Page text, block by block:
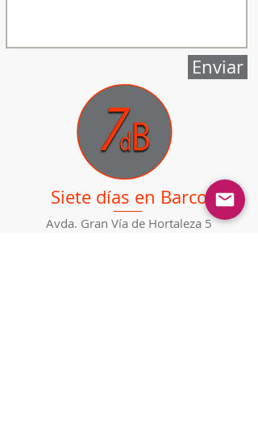
Siete días en Barco
Enviar
Avda. Gran Vía de Hortaleza 5